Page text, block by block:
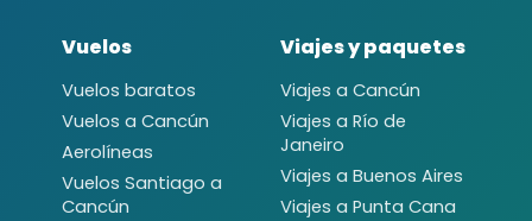
Vuelos
Vuelos baratos
Vuelos a Cancún
Aerolíneas
Vuelos Santiago a
Cancún
Viajes y paquetes
Viajes a Cancún
Viajes a Río de
Janeiro
Viajes a Buenos Aires
Viajes a Punta Cana